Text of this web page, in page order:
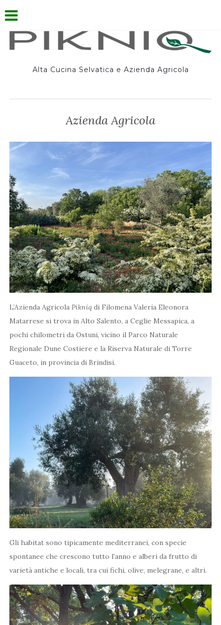
Alta Cucina Selvatica e Azienda Agricola
Azienda Agricola
L’Azienda AgricolaPikniq di Filomena Valeria Eleonora
Matarrese si trova in Alto Salento, a Ceglie Messapica, a
pochi chilometri da Ostuni, vicino il Parco Naturale
Regionale Dune Costiere e la Riserva Naturale di Torre
Guaceto, in provincia di Brindisi.
Gli habitat sono tipicamente mediterranei, con specie
spontanee che crescono tutto l’anno e alberi da frutto di
varietà antiche e locali, tra cui fichi, olive, melegrane, e altri.